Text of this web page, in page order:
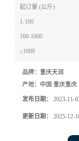
起订量 (公斤)
1-100
100-1000
≥1000
品牌： 重庆天润
产地： 中国 重庆重庆
发布日期： 2023-11-
更新日期： 2025-12-